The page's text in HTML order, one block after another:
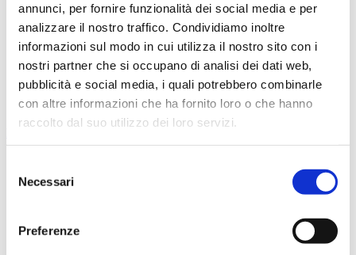
annunci, per fornire funzionalità dei social media e per
analizzare il nostro traffico. Condividiamo inoltre
informazioni sul modo in cui utilizza il nostro sito con i
nostri partner che si occupano di analisi dei dati web,
pubblicità e social media, i quali potrebbero combinarle
con altre informazioni che ha fornito loro o che hanno
raccolto dal suo utilizzo dei loro servizi.
delNecessari
Preferenze
08 Lug
08 Lug
News
Strategy M&A